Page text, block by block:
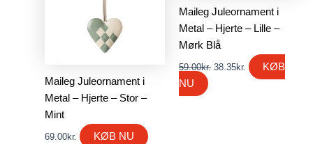
Maileg Juleornament i
Metal – Hjerte – Stor –
Mint
69.00kr. KØB NU
Maileg Juleornament i
Metal – Hjerte – Lille –
Mørk Blå
59.00kr. 38.35kr.
KØB
NU